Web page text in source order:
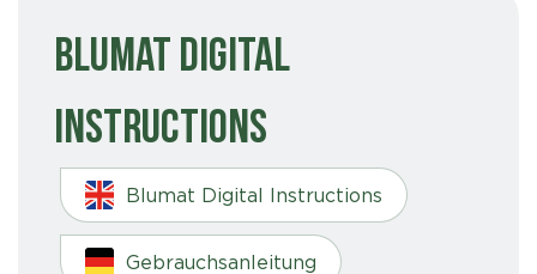
Blumat Digital
Instructions
Blumat Digital Instructions
Gebrauchsanleitung